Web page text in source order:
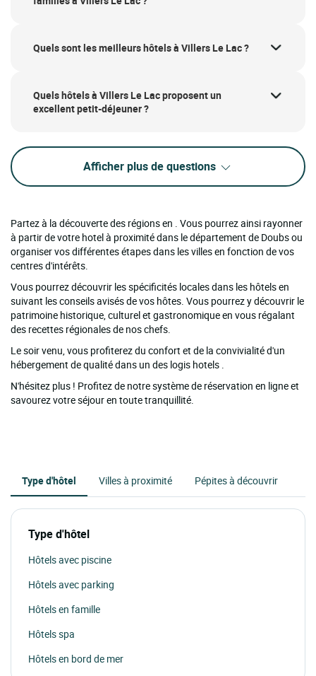
Quels sont les meilleurs hôtels à Villers Le Lac ?
Quels hôtels à Villers Le Lac proposent un
excellent petit-déjeuner ?
Afficher plus de questions
Partez à la découverte des régions en . Vous pourrez ainsi rayonner
à partir de votre hotel à proximité dans le département de Doubs ou
organiser vos différentes étapes dans les villes en fonction de vos
centres d'intérêts.
Vous pourrez découvrir les spécificités locales dans les hôtels en
suivant les conseils avisés de vos hôtes. Vous pourrez y découvrir le
patrimoine historique, culturel et gastronomique en vous régalant
des recettes régionales de nos chefs.
Le soir venu, vous profiterez du confort et de la convivialité d'un
hébergement de qualité dans un des logis hotels .
N'hésitez plus ! Profitez de notre système de réservation en ligne et
savourez votre séjour en toute tranquillité.
Type d'hôtel Villes à proximité Pépites à découvrir
Type d'hôtel
Hôtels avec piscine
Hôtels avec parking
Hôtels en famille
Hôtels spa
Hôtels en bord de mer